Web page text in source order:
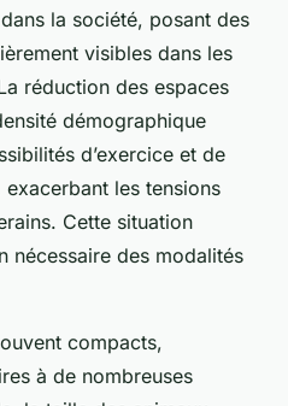
dans la société, posant des
visibles dans les
réduction des espaces
démographique
d’exercice et de
les tensions
Cette situation
nécessaire des modalités
compacts,
à de nombreuses